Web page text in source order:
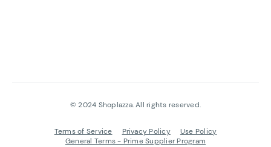
©2024 Shoplazza. All rights reserved.
Terms of Service Privacy Policy
Use Policy
General Terms - Prime Supplier Program